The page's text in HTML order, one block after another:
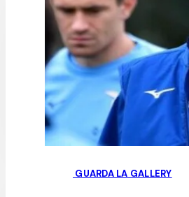
GUARDA LA GALLERY